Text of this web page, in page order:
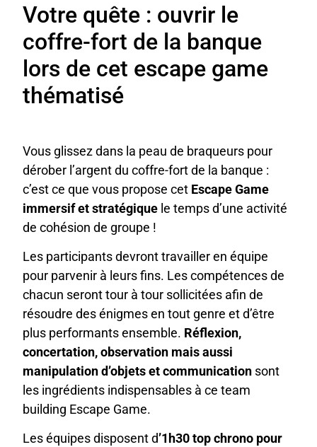
Votre quête : ouvrir le
coffre-fort de la banque
lors de cet escape game
thématisé
Vous glissez dans la peau de braqueurs pour
dérober l’argent du coffre-fort de la banque :
c’est ce que vous propose cet Escape Game
immersif et stratégique le temps d’une activité
de cohésion de groupe !
Les participants devront travailler en équipe
pour parvenir à leurs fins. Les compétences de
chacun seront tour à tour sollicitées afin de
résoudre des énigmes en tout genre et d’être
plus performants ensemble. Réflexion,
concertation, observation mais aussi
manipulation d’objets et communication sont
les ingrédients indispensables à ce team
building Escape Game.
Les équipes disposent d’1h30 top chrono pour